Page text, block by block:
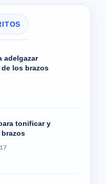
adelgazar
los brazos
tonificar y
brazos